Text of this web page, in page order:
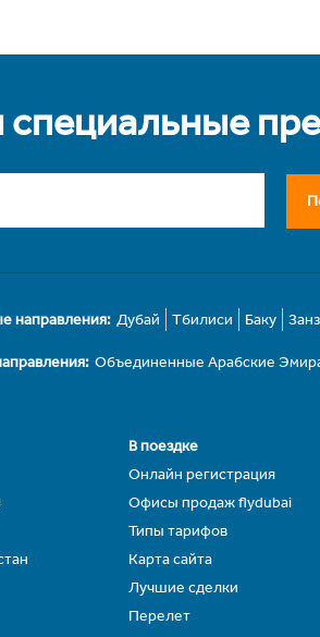
специальные
направления: Дубай Тбилиси Баку
Объединенные Арабские
В поездке
Онлайн регистрация
Офисы продаж flydubai
Типы тарифов
Карта сайта
Лучшие сделки
Перелет